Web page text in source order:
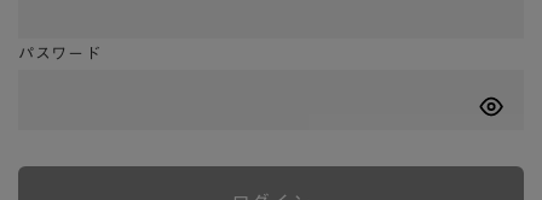
パスワード